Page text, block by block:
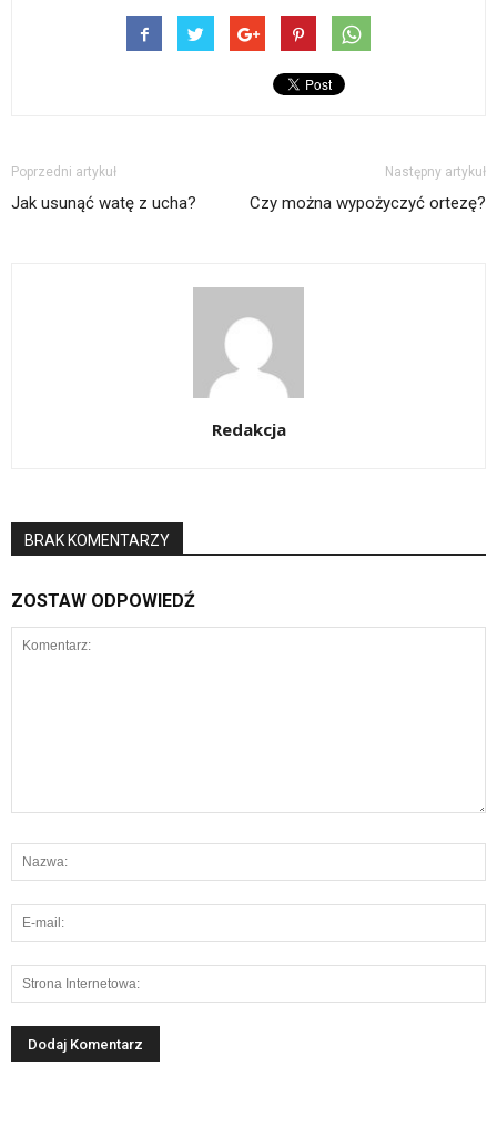
Poprzedni artykuł
Jak usunąć watę z ucha?
Następny artykuł
Czy można wypożyczyć ortezę?
Redakcja
BRAK KOMENTARZY
ZOSTAW ODPOWIEDŹ